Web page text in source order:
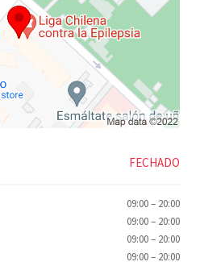
FECHADO
09:00– 20:00
09:00– 20:00
09:00– 20:00
09:00– 20:00